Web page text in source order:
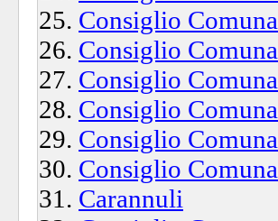
Consiglio
Consiglio
Consiglio
Consiglio
Consiglio
Consiglio
Carannuli